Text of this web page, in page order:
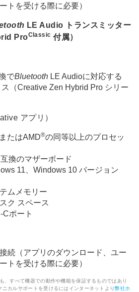
トを受ける際に必要）
LE Audio トランスミッター
ProClassic 付属）
でBluetooth LE Audioに対応する
ス（Creative Zen Hybrid Pro シリー
アプリ）
たはAMD®の同等以上のプロセッ
換のマザーボード
11、Windows 10 バージョン
ムメモリー
ク スペース
ポート
続（アプリのダウンロード、ユー
トを受ける際に必要）
、すべて機器での動作や機能を保証するものではあり
ニカルサポートを受けるにはインターネットより弊社ホ